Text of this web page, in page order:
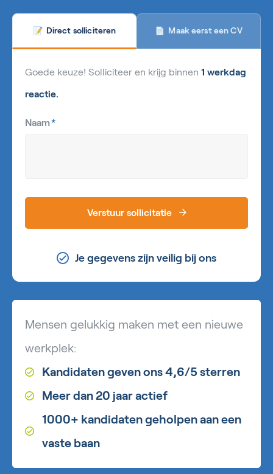
📝 Direct solliciteren 📄 Maak eerst een CV
Goede keuze! Solliciteer en krijg binnen 1 werkdag
reactie.
Naam*
Verstuur sollicitatie
Je gegevens zijn veilig bij ons
Mensen gelukkig maken met een nieuwe
werkplek:
Kandidaten geven ons 4,6/5 sterren
Meer dan 20 jaar actief
1000+ kandidaten geholpen aan een
vaste baan